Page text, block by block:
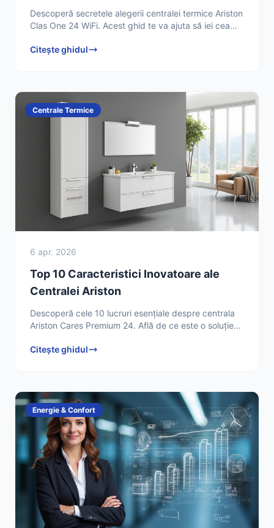
Descoperă secretele alegerii centralei termice Ariston
Clas One 24 WiFi. Acest ghid te va ajuta să iei cea
Citește ghidul
Centrale Termice
6 apr. 2026
Top 10 Caracteristici Inovatoare ale
Centralei Ariston
Descoperă cele 10 lucruri esențiale despre centrala
Ariston Cares Premium 24. Află de ce este o soluție
Citește ghidul
Energie & Confort